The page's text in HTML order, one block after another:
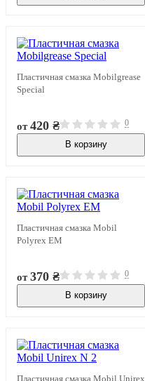
Пластичная смазка Mobilgrease
Special
от420 ₴ 0
В корзину
Пластичная смазка Mobil
Polyrex EM
от370 ₴ 0
В корзину
Пластичная смазка Mobil Unirex